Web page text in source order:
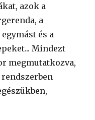
azok a
a
és a
Mindezt
megmutatkozva,